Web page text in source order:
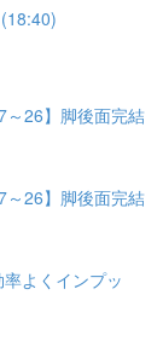
～26】脚後面完結
～26】脚後面完結
よくインプッ